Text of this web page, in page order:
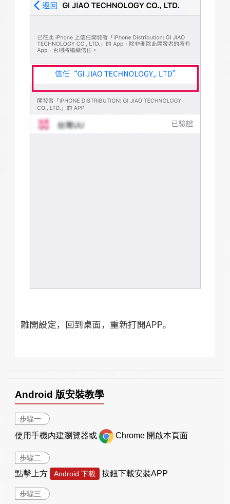
Android 版安裝教學
步驟一
使用手機內建瀏覽器或 Chrome 開啟本頁面
步驟二
點擊上方 Android 下載 按鈕下載安裝APP
步驟三